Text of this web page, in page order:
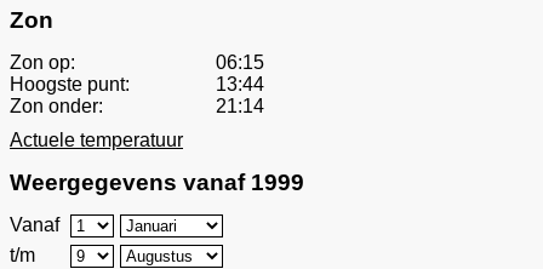
Zon
Zon op:
06:15
Hoogste punt:
13:44
Zon onder:
21:14
Actuele temperatuur
Weergegevens vanaf 1999
Vanaf
t/m